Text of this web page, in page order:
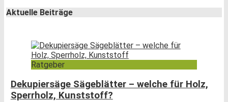
Aktuelle Beiträge
Ratgeber
Dekupiersäge Sägeblätter – welche für Holz,
Sperrholz, Kunststoff?